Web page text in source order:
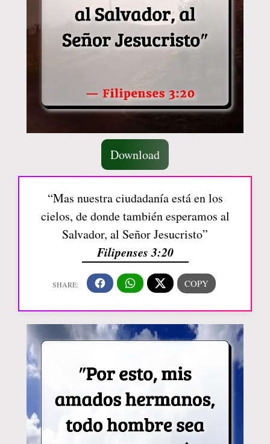
Download
“Mas nuestra ciudadanía está en los
cielos, de donde también esperamos al
Salvador, al Señor Jesucristo”
Filipenses 3:20